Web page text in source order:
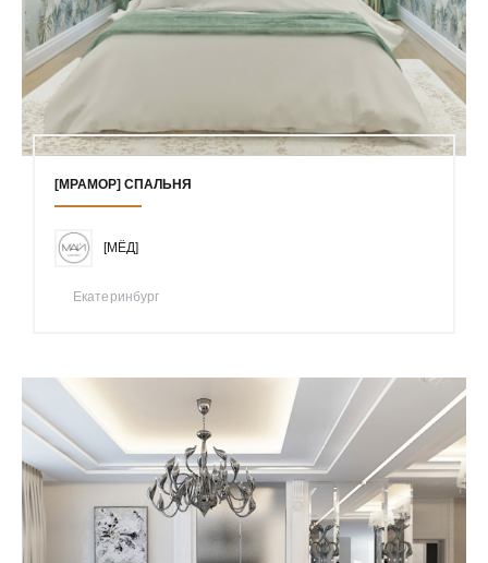
[МРАМОР] СПАЛЬНЯ
[МЁД]
Екатеринбург